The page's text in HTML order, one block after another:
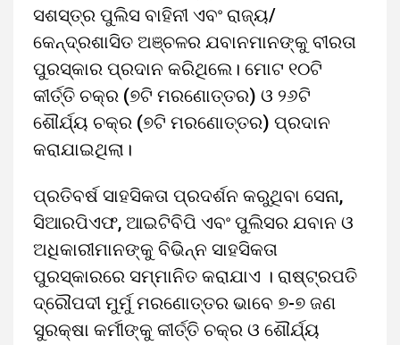
ସଶସ୍ତ୍ର ପୁଲିସ ବାହିନୀ ଏବଂ ରାଜ୍ୟ/
କେନ୍ଦ୍ରଶାସିତ ଅଞ୍ଚଳର ଯବାନମାନଙ୍କୁ ବୀରତା
ପୁରସ୍କାର ପ୍ରଦାନ କରିଥିଲେ। ମୋଟ ୧୦ଟି
କୀର୍ତ୍ତି ଚକ୍ର (୭ଟି ମରଣୋତ୍ତର) ଓ ୨୬ଟି
ଶୌର୍ଯ୍ୟ ଚକ୍ର (୭ଟି ମରଣୋତ୍ତର) ପ୍ରଦାନ
କରାଯାଇଥିଲା।
ପ୍ରତିବର୍ଷ ସାହସିକତା ପ୍ରଦର୍ଶନ କରୁଥିବା ସେନା,
ସିଆରପିଏଫ, ଆଇଟିବିପି ଏବଂ ପୁଲିସର ଯବାନ ଓ
ଅଧିକାରୀମାନଙ୍କୁ ବିଭିନ୍ନ ସାହସିକତା
ପୁରସ୍କାରରେ ସମ୍ମାନିତ କରାଯାଏ । ରାଷ୍ଟ୍ରପତି
ଦ୍ରୌପଦୀ ମୁର୍ମୁ ମରଣୋତ୍ତର ଭାବେ ୭-୭ ଜଣ
ସୁରକ୍ଷା କର୍ମୀଙ୍କୁ କୀର୍ତ୍ତି ଚକ୍ର ଓ ଶୌର୍ଯ୍ୟ